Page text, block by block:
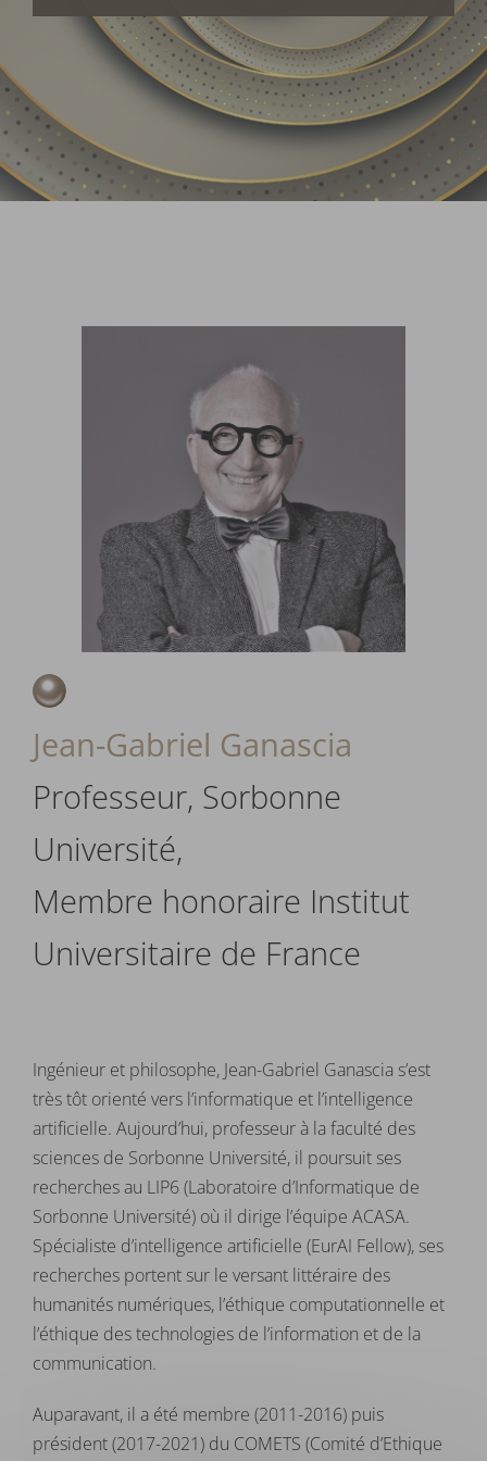
Jean-Gabriel Ganascia
Professeur, Sorbonne
Université,
Membre honoraire Institut
Universitaire de France
Ingénieur et philosophe, Jean-Gabriel Ganascia s’est
très tôt orienté vers l’informatique et l’intelligence
artificielle. Aujourd’hui, professeur à la faculté des
sciences de Sorbonne Université, il poursuit ses
recherches au LIP6 (Laboratoire d’Informatique de
Sorbonne Université) où il dirige l’équipe ACASA.
Spécialiste d’intelligence artificielle (EurAI Fellow), ses
recherches portent sur le versant littéraire des
humanités numériques, l’éthique computationnelle et
l’éthique des technologies de l’information et de la
communication.
Auparavant, il a été membre (2011-2016) puis
président (2017-2021) du COMETS (Comité d’Ethique